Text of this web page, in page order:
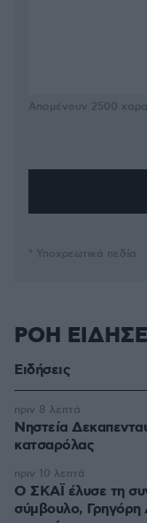
Απομένουν 2500
* Υποχρεωτικά πεδία
ΡΟΗ
Ειδήσεις
Νηστεία
κατσαρόλας
πριν 8 λεπτά
Ο ΣΚΑΪ έλυσε τη
σύμβουλο, Γρηγόρη
πριν 10 λεπτά